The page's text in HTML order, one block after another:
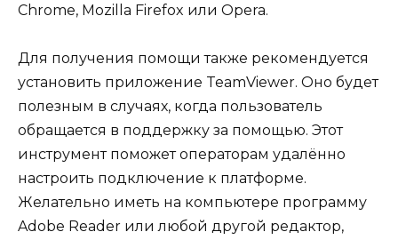
Chrome, Mozilla Firefox или Opera.
Для получения помощи также рекомендуется
установить приложение TeamViewer. Оно будет
полезным в случаях, когда пользователь
обращается в поддержку за помощью. Этот
инструмент поможет операторам удалённо
настроить подключение к платформе.
Желательно иметь на компьютере программу
Adobe Reader или любой другой редактор,